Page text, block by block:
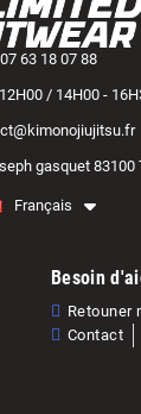
63 18 07 88
/ 14H00 -
gasquet 83100
Français
Besoin
Retouner
Contact